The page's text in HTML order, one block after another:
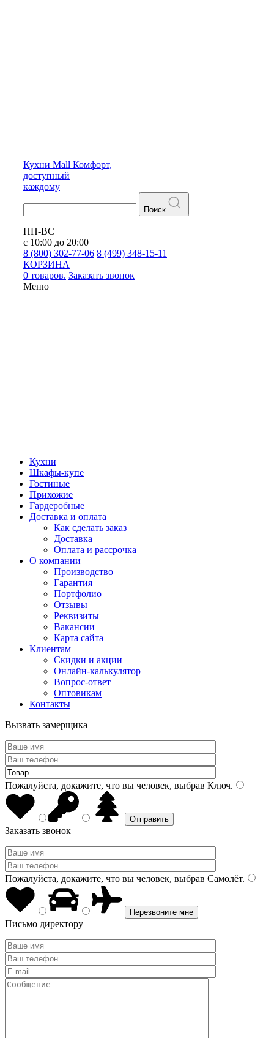
Кухни Mall Комфорт,
доступный
каждому
Поиск
ПН-ВС
с 10:00 до 20:00
8 (800) 302-77-06 8 (499) 348-15-11
КОРЗИНА
0 товаров. Заказать звонок
Меню
Кухни
Шкафы-купе
Гостиные
Прихожие
Гардеробные
Доставка и оплата
Как сделать заказ
Доставка
Оплата и рассрочка
О компании
Производство
Гарантия
Портфолио
Отзывы
Реквизиты
Вакансии
Карта сайта
Клиентам
Скидки и акции
Онлайн-калькулятор
Вопрос-ответ
Оптовикам
Контакты
Вызвать замерщика
Пожалуйста, докажите, что вы человек, выбрав Ключ.
Заказать звонок
Пожалуйста, докажите, что вы человек, выбрав Самолёт.
Письмо директору